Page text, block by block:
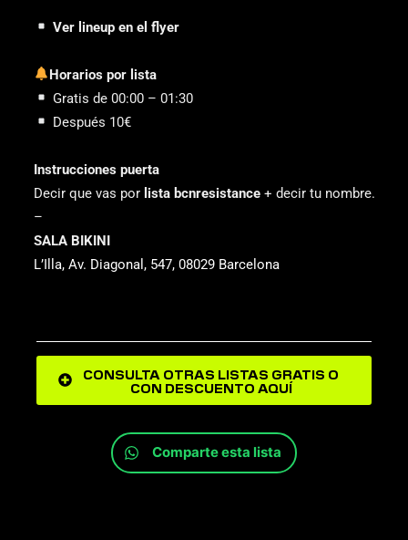
Ver lineup en el flyer
Horarios por lista
Gratis de 00:00 – 01:30
Después 10€
Instrucciones puerta
Decir que vas por lista bcnresistance + decir tu nombre.
–
SALA BIKINI
L’Illa, Av. Diagonal, 547, 08029 Barcelona
CONSULTA OTRAS LISTAS GRATIS O
CON DESCUENTO AQUÍ
Comparte esta lista